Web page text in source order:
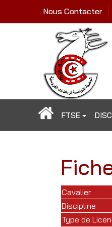
Nous Contacter
FTSE
Cavalier
Discipline
Type de